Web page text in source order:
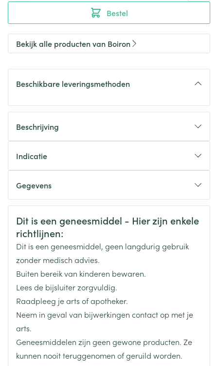
Bestel
Bekijk alle producten van Boiron
Beschikbare leveringsmethoden
Beschrijving
Indicatie
Gegevens
CNK
3099298
Organisaties
Merken Boiron
Breedte 15 mm
Lengte 65 mm
Diepte 15 mm
Veiligheidsinformatie
Dit is een geneesmiddel - Hier zijn enkele
richtlijnen:
Dit is een geneesmiddel, geen langdurig gebruik
zonder medisch advies.
Buiten bereik van kinderen bewaren.
Lees de bijsluiter zorgvuldig.
Raadpleeg je arts of apotheker.
Neem in geval van bijwerkingen contact op met je
arts.
Geneesmiddelen zijn geen gewone producten. Ze
kunnen nooit teruggenomen of geruild worden.